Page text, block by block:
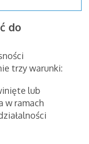
do
trzy warunki:
lub
w ramach